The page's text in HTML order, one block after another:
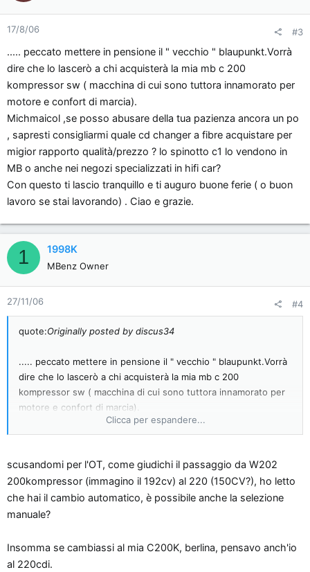
17/8/06 #3
..... peccato mettere in pensione il " vecchio " blaupunkt.Vorrà
dire che lo lascerò a chi acquisterà la mia mb c 200
kompressor sw ( macchina di cui sono tuttora innamorato per
motore e confort di marcia).
Michmaicol ,se posso abusare della tua pazienza ancora un po
, sapresti consigliarmi quale cd changer a fibre acquistare per
migior rapporto qualità/prezzo ? lo spinotto c1 lo vendono in
MB o anche nei negozi specializzati in hifi car?
Con questo ti lascio tranquillo e ti auguro buone ferie ( o buon
lavoro se stai lavorando) . Ciao e grazie.
1 1998K
MBenz Owner
27/11/06 #4
quote:Originally posted by discus34
..... peccato mettere in pensione il " vecchio " blaupunkt.Vorrà
dire che lo lascerò a chi acquisterà la mia mb c 200
kompressor sw ( macchina di cui sono tuttora innamorato per
motore e confort di marcia).
Michmaicol ,se posso abusare della tua pazienza ancora un po
, sapresti consigliarmi quale cd changer a fibre acquistare per
MB o anche nei negozi specializzati in hifi car?
Con questo ti lascio tranquillo e ti auguro buone ferie ( o buon
lavoro se stai lavorando) . Ciao e grazie.
Clicca per espandere...
scusandomi per l'OT, come giudichi il passaggio da W202
200kompressor (immagino il 192cv) al 220 (150CV?), ho letto
che hai il cambio automatico, è possibile anche la selezione
manuale?
Insomma se cambiassi al mia C200K, berlina, pensavo anch'io
al 220cdi.